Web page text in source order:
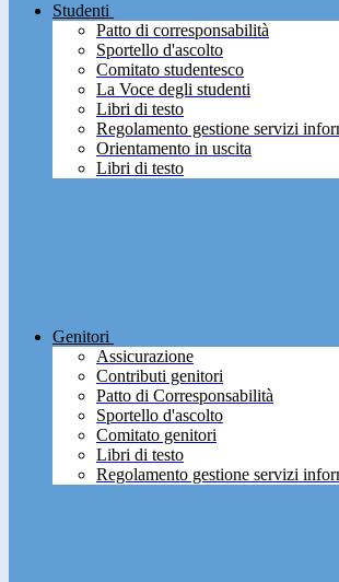
Studenti
Patto di corresponsabilità
Sportello d'ascolto
Comitato studentesco
La Voce degli studenti
Libri di testo
Regolamento gestione servizi
Orientamento in uscita
Libri di testo
Genitori
Assicurazione
Contributi genitori
Patto di Corresponsabilità
Sportello d'ascolto
Comitato genitori
Libri di testo
Regolamento gestione servizi